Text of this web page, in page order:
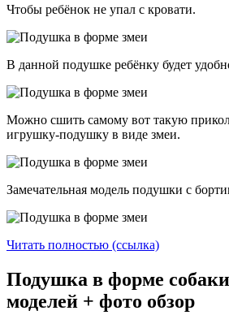
Чтобы ребёнок не упал с кровати.
В данной подушке ребёнку будет
Можно сшить самому вот такую
игрушку-подушку в виде змеи.
Замечательная модель подушки с
Читать полностью (ссылка)
Подушка в форме
моделей + фото обзор